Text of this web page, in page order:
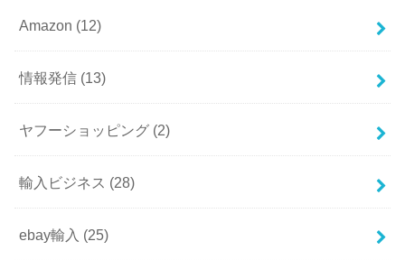
Amazon (12)
情報発信 (13)
ヤフーショッピング (2)
輸入ビジネス (28)
ebay輸入 (25)